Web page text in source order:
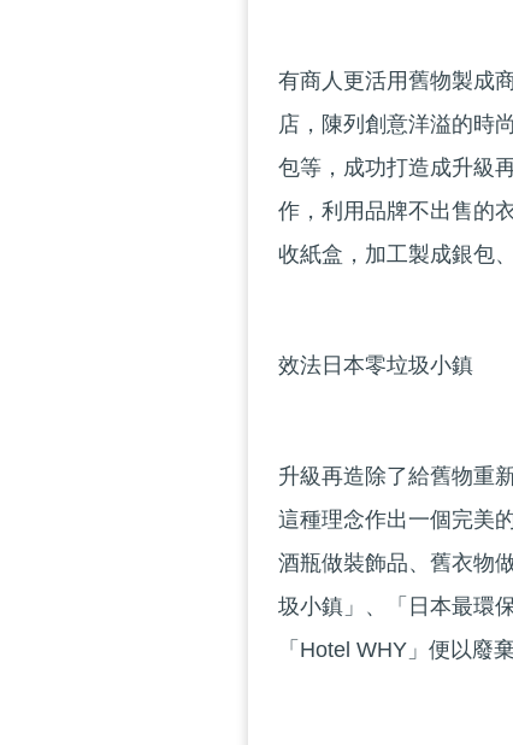
有商人更活用舊物製成
店，陳列創意洋溢的時
包等，成功打造成升級
作，利用品牌不出售的
收紙盒，加工製成銀包
效法日本零垃圾小鎮
升級再造除了給舊物重
這種理念作出一個完美
酒瓶做裝飾品、舊衣物
圾小鎮」、「日本最環
「Hotel WHY」便以廢